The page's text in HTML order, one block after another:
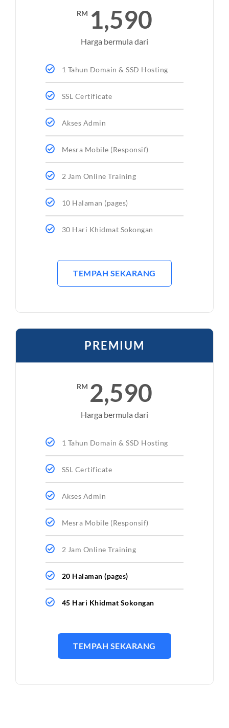
RM 1,590
Harga bermula dari
1 Tahun Domain & SSD Hosting
SSL Certificate
Akses Admin
Mesra Mobile (Responsif)
2 Jam Online Training
10 Halaman (pages)
30 Hari Khidmat Sokongan
TEMPAH SEKARANG
PREMIUM
RM 2,590
Harga bermula dari
1 Tahun Domain & SSD Hosting
SSL Certificate
Akses Admin
Mesra Mobile (Responsif)
2 Jam Online Training
20 Halaman (pages)
45 Hari Khidmat Sokongan
TEMPAH SEKARANG